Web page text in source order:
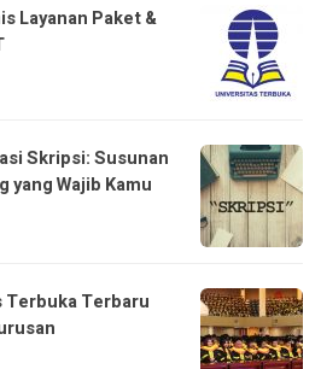
Layanan Paket &
Skripsi: Susunan
yang Wajib Kamu
Terbuka Terbaru